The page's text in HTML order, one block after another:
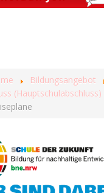
Bildungsangebot
(Hauptschulabschluss)